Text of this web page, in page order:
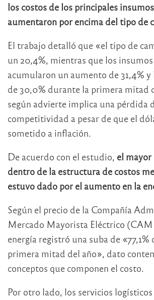
los costos de los principales
aumentaron por encima del tipo de
El trabajo detalló que «el tipo de
un 20,4%, mientras que los
acumularon un aumento de 31,4% y
de 30,0% durante la primera mitad
según advierte implica una pérdida
competitividad a pesar de que el
sometido a inflación.
De acuerdo con el estudio, el
dentro de la estructura de costos
estuvo dado por el aumento en la
Según el precio de la Compañía
Mercado Mayorista Eléctrico
energía registró una suba de «77,1%
primera mitad del año», dato
conceptos que componen el costo.
Por otro lado, los servicios